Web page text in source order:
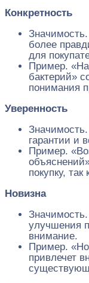
Конкретность
более
для
Пример.
бактерий»
понимания
Уверенность
гарантии и
Пример.
покупку, так
Новизна
улучшения
внимание.
Пример.
привлечет